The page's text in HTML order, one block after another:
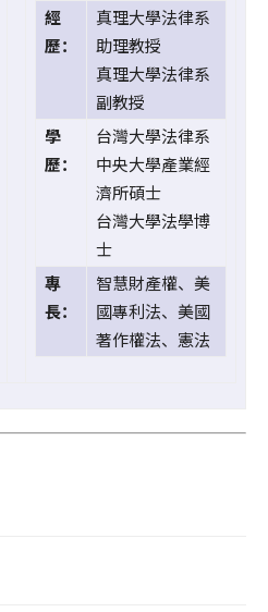
經
歷：
真理大學法律系
助理教授
真理大學法律系
副教授
學
歷：
台灣大學法律系
中央大學產業經
濟所碩士
台灣大學法學博
士
專
長：
智慧財產權、美
國專利法、美國
著作權法、憲法